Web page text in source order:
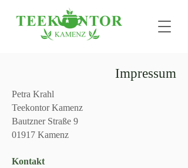
Impressum
Petra Krahl
Teekontor Kamenz
Bautzner Straße 9
01917 Kamenz
Kontakt